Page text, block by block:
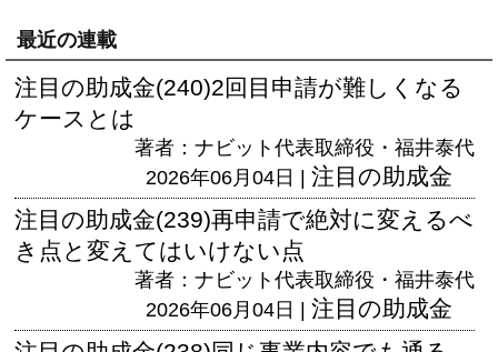
最近の連載
注目の助成金(240)2回目申請が難しくなる
ケースとは
著者：ナビット代表取締役・福井泰代
2026年06月04日 | 注目の助成金
注目の助成金(239)再申請で絶対に変えるべ
き点と変えてはいけない点
著者：ナビット代表取締役・福井泰代
2026年06月04日 | 注目の助成金